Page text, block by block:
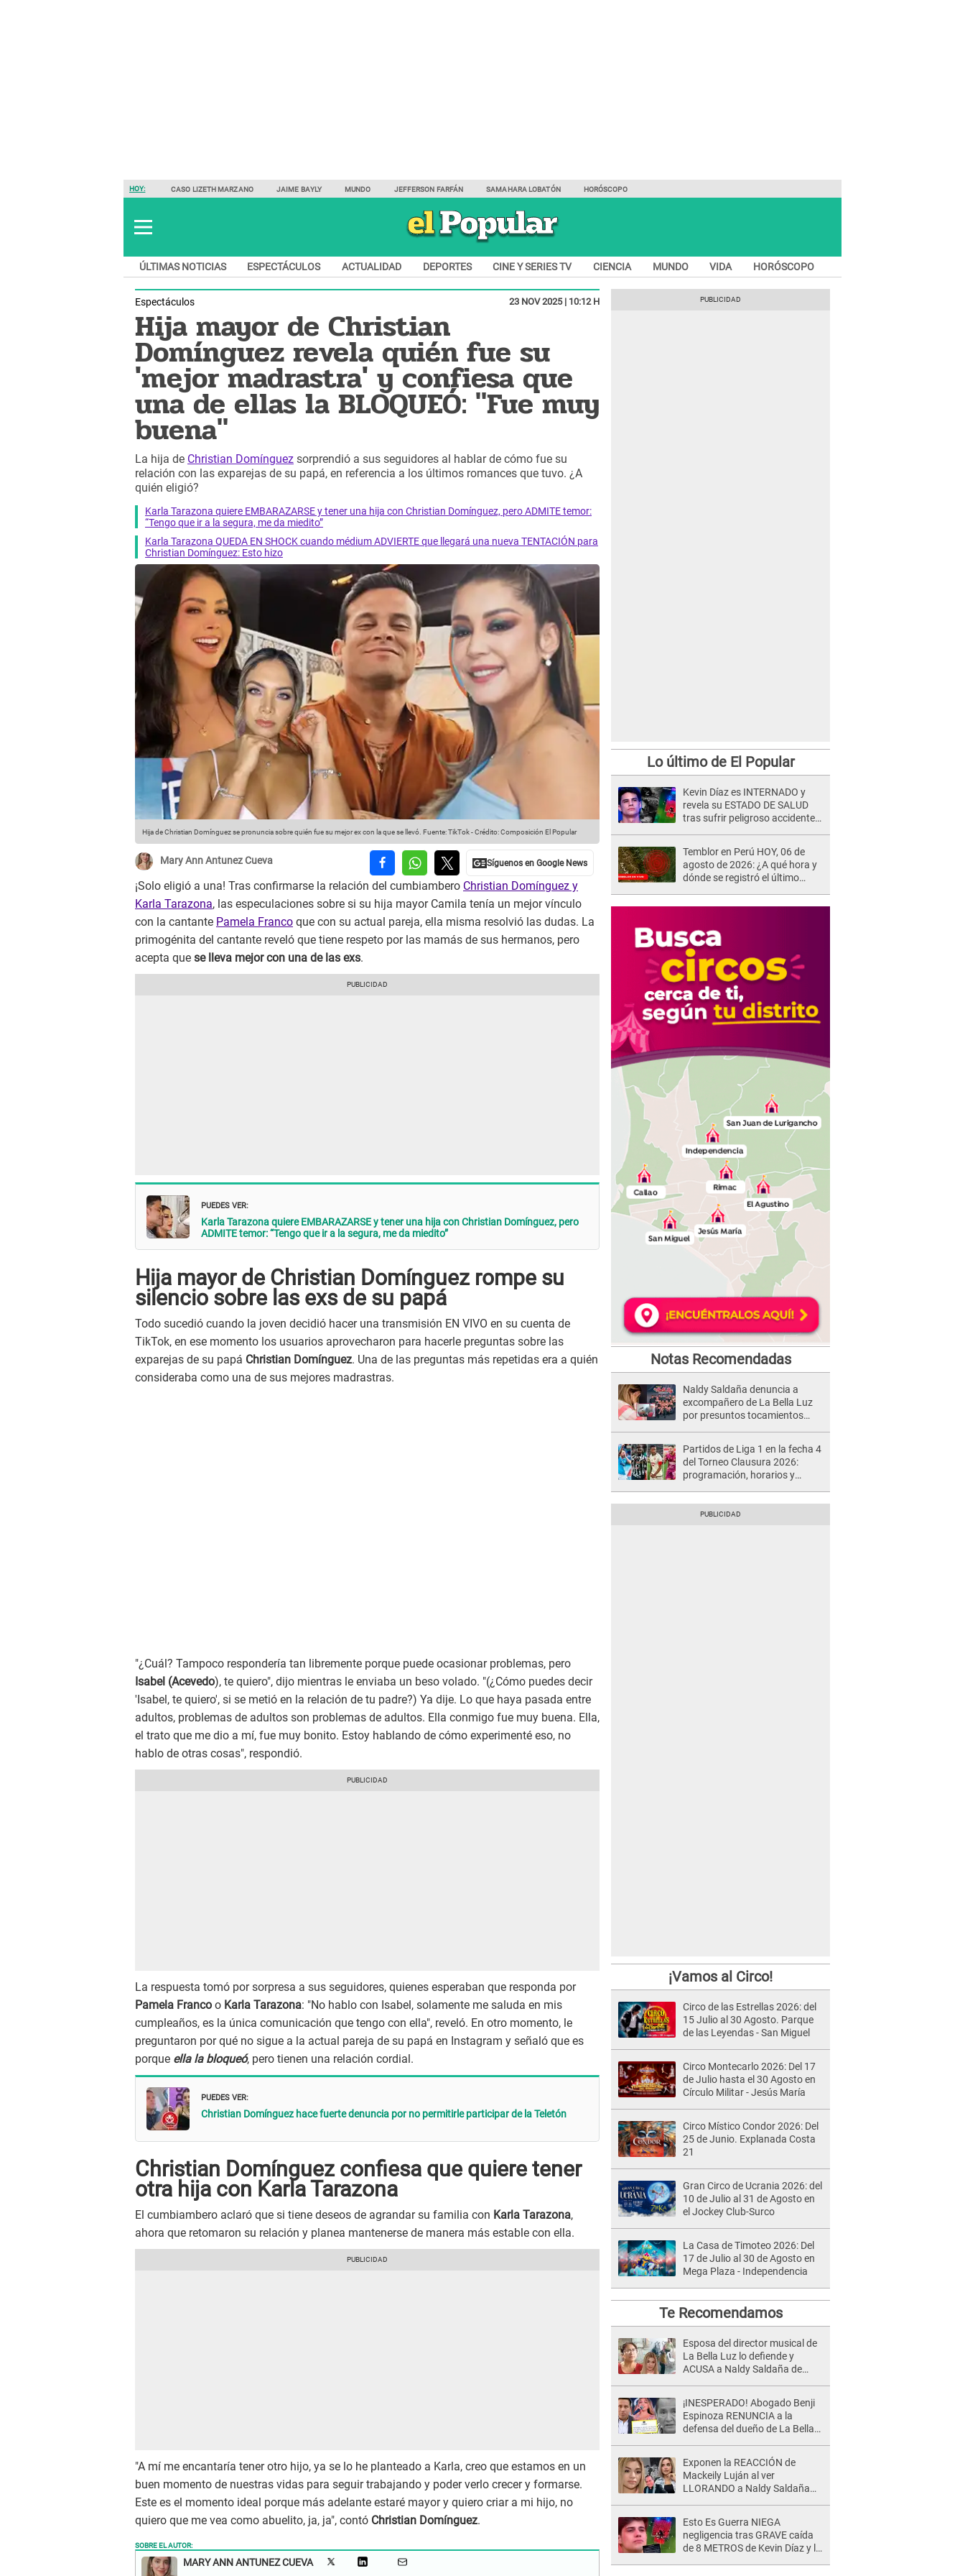
HOY: CASO LIZETH MARZANO JAIME BAYLY MUNDO JEFFERSON FARFÁN SAMAHARA LOBATÓN HORÓSCOPO
ÚLTIMAS NOTICIAS ESPECTÁCULOS ACTUALIDAD DEPORTES CINE Y SERIES TV CIENCIA MUNDO VIDA HORÓSCOPO
Espectáculos 23 NOV 2025 | 10:12 H
Hija mayor de Christian
Domínguez revela quién fue su
'mejor madrastra' y confiesa que
una de ellas la BLOQUEÓ: "Fue muy
buena"
La hija de Christian Domínguez sorprendió a sus seguidores al hablar de cómo fue su
relación con las exparejas de su papá, en referencia a los últimos romances que tuvo. ¿A
quién eligió?
Karla Tarazona quiere EMBARAZARSE y tener una hija con Christian Domínguez, pero ADMITE temor:
“Tengo que ir a la segura, me da miedito”
Karla Tarazona QUEDA EN SHOCK cuando médium ADVIERTE que llegará una nueva TENTACIÓN para
Christian Domínguez: Esto hizo
Hija de Christian Domínguez se pronuncia sobre quién fue su mejor ex con la que se llevó. Fuente: TikTok-Crédito: Composición El Popular
Mary Ann Antunez Cueva
¡Solo eligió a una! Tras confirmarse la relación del cumbiambero Christian Domínguez y
Karla Tarazona, las especulaciones sobre si su hija mayor Camila tenía un mejor vínculo
con la cantante Pamela Franco que con su actual pareja, ella misma resolvió las dudas. La
primogénita del cantante reveló que tiene respeto por las mamás de sus hermanos, pero
acepta que se lleva mejor con una de las exs.
PUEDES VER:
Karla Tarazona quiere EMBARAZARSE y tener una hija con Christian Domínguez, pero
ADMITE temor: “Tengo que ir a la segura, me da miedito”
Hija mayor de Christian Domínguez rompe su
silencio sobre las exs de su papá
Todo sucedió cuando la joven decidió hacer una transmisión EN VIVO en su cuenta de
TikTok, en ese momento los usuarios aprovecharon para hacerle preguntas sobre las
exparejas de su papá Christian Domínguez. Una de las preguntas más repetidas era a quién
consideraba como una de sus mejores madrastras.
"¿Cuál? Tampoco respondería tan libremente porque puede ocasionar problemas, pero
Isabel (Acevedo), te quiero", dijo mientras le enviaba un beso volado. "(¿Cómo puedes decir
'Isabel, te quiero', si se metió en la relación de tu padre?) Ya dije. Lo que haya pasada entre
adultos, problemas de adultos son problemas de adultos. Ella conmigo fue muy buena. Ella,
el trato que me dio a mí, fue muy bonito. Estoy hablando de cómo experimenté eso, no
hablo de otras cosas", respondió.
La respuesta tomó por sorpresa a sus seguidores, quienes esperaban que responda por
Pamela Franco o Karla Tarazona: "No hablo con Isabel, solamente me saluda en mis
cumpleaños, es la única comunicación que tengo con ella", reveló. En otro momento, le
preguntaron por qué no sigue a la actual pareja de su papá en Instagram y señaló que es
porque ella la bloqueó, pero tienen una relación cordial.
PUEDES VER:
Christian Domínguez hace fuerte denuncia por no permitirle participar de la Teletón
Christian Domínguez confiesa que quiere tener
otra hija con Karla Tarazona
El cumbiambero aclaró que si tiene deseos de agrandar su familia con Karla Tarazona,
ahora que retomaron su relación y planea mantenerse de manera más estable con ella.
"A mí me encantaría tener otro hijo, ya se lo he planteado a Karla, creo que estamos en un
buen momento de nuestras vidas para seguir trabajando y poder verlo crecer y formarse.
Este es el momento ideal porque más adelante estaré mayor y quiero criar a mi hijo, no
quiero que me vea como abuelito, ja, ja", contó Christian Domínguez.
SOBRE EL AUTOR:
MARY ANN ANTUNEZ CUEVA
Lo último de El Popular
Kevin Díaz es INTERNADO y
revela su ESTADO DE SALUD
tras sufrir peligroso accidente
Temblor en Perú HOY, 06 de
agosto de 2026: ¿A qué hora y
dónde se registró el último
Notas Recomendadas
Naldy Saldaña denuncia a
excompañero de La Bella Luz
por presuntos tocamientos
Partidos de Liga 1 en la fecha 4
del Torneo Clausura 2026:
programación, horarios y
¡Vamos al Circo!
Circo de las Estrellas 2026: del
15 Julio al 30 Agosto. Parque
de las Leyendas - San Miguel
Circo Montecarlo 2026: Del 17
de Julio hasta el 30 Agosto en
Círculo Militar - Jesús María
Circo Místico Condor 2026: Del
25 de Junio. Explanada Costa
21
Gran Circo de Ucrania 2026: del
10 de Julio al 31 de Agosto en
el Jockey Club-Surco
La Casa de Timoteo 2026: Del
17 de Julio al 30 de Agosto en
Mega Plaza - Independencia
Te Recomendamos
Esposa del director musical de
La Bella Luz lo defiende y
ACUSA a Naldy Saldaña de
¡INESPERADO! Abogado Benji
Espinoza RENUNCIA a la
defensa del dueño de La Bella
audio: "Nada que defender"
Exponen la REACCIÓN de
Mackeily Luján al ver
LLORANDO a Naldy Saldaña
Esto Es Guerra NIEGA
negligencia tras GRAVE caída
de 8 METROS de Kevin Díaz y lo